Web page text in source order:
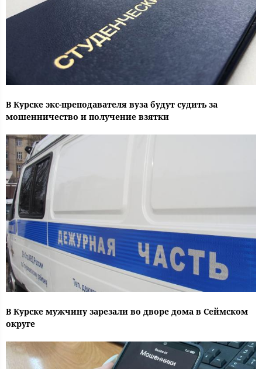
В Курске экс-преподавателя вуза будут судить за
мошенничество и получение взятки
В Курске мужчину зарезали во дворе дома в Сеймском
округе